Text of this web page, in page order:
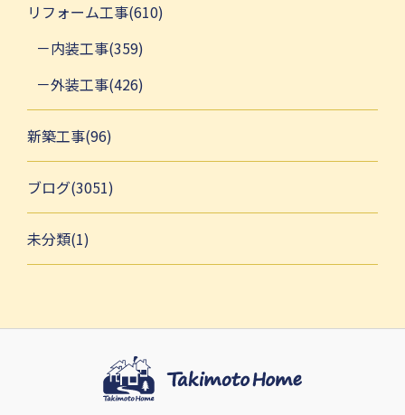
リフォーム工事(610)
内装工事(359)
外装工事(426)
新築工事(96)
ブログ(3051)
未分類(1)